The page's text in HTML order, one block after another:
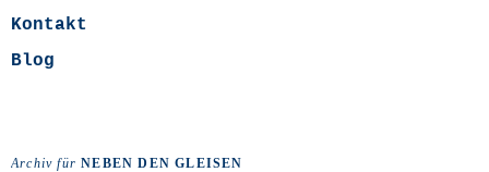
Kontakt
Blog
Archiv fürNEBEN DEN GLEISEN